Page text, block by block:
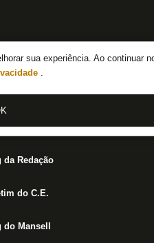
sua experiência. Ao continuar
.
do Botafogo
da Redação
do C.E.
do Mansell